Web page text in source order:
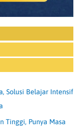
Solusi Belajar Intensif
Tinggi, Punya Masa